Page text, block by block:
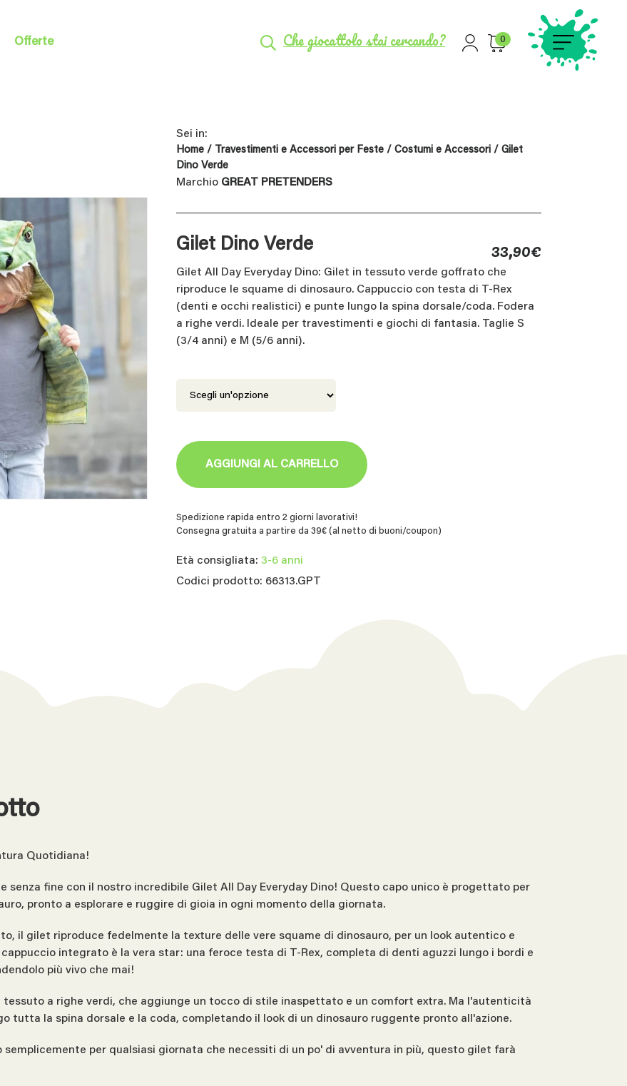
Offerte Che giocattolo stai cercando? 0
Sei in:
Home / Travestimenti e Accessori per Feste / Costumi e Accessori / Gilet
Dino Verde
Marchio GREAT PRETENDERS
Gilet Dino Verde 33,90€
Gilet All Day Everyday Dino: Gilet in tessuto verde goffrato che
riproduce le squame di dinosauro. Cappuccio con testa di T-Rex
(denti e occhi realistici) e punte lungo la spina dorsale/coda. Fodera
a righe verdi. Ideale per travestimenti e giochi di fantasia. Taglie S
(3/4 anni) e M (5/6 anni).
AGGIUNGI AL CARRELLO
Spedizione rapida entro 2 giorni lavorativi!
Consegna gratuita a partire da 39€ (al netto di buoni/coupon)
Età consigliata: 3-6 anni
Codici prodotto: 66313.GPT
Quotidiana!
senza fine con il nostro incredibile Gilet All Day Everyday Dino! Questo capo unico è progettato per
pronto a esplorare e ruggire di gioia in ogni momento della giornata.
il gilet riproduce fedelmente la texture delle vere squame di dinosauro, per un look autentico e
integrato è la vera star: una feroce testa di T-Rex, completa di denti aguzzi lungo i bordi e
più vivo che mai!
a righe verdi, che aggiunge un tocco di stile inaspettato e un comfort extra. Ma l'autenticità
tutta la spina dorsale e la coda, completando il look di un dinosauro ruggente pronto all'azione.
per qualsiasi giornata che necessiti di un po' di avventura in più, questo gilet farà